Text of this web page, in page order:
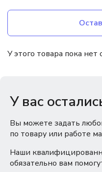
У этого товара пока нет
У вас
Вы можете задать
по товару или работе
Наши
обязательно вам